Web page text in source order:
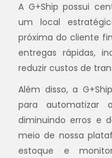
A G+Ship possui
um local
próxima do cliente
entregas rápidas,
reduzir custos de
Além disso, a
para automatizar
diminuindo erros e
meio de nossa
estoque e